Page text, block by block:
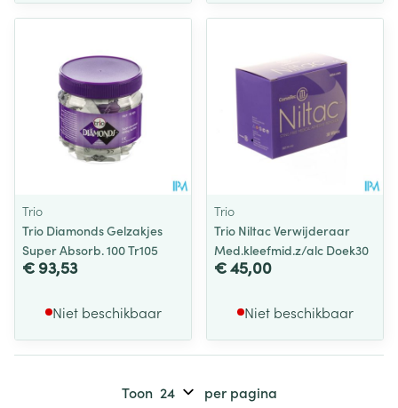
Trio
Trio Diamonds Gelzakjes
Super Absorb. 100 Tr105
€ 93,53
Niet beschikbaar
Trio
Trio Niltac Verwijderaar
Med.kleefmid.z/alc Doek30
€ 45,00
Niet beschikbaar
Toon per pagina